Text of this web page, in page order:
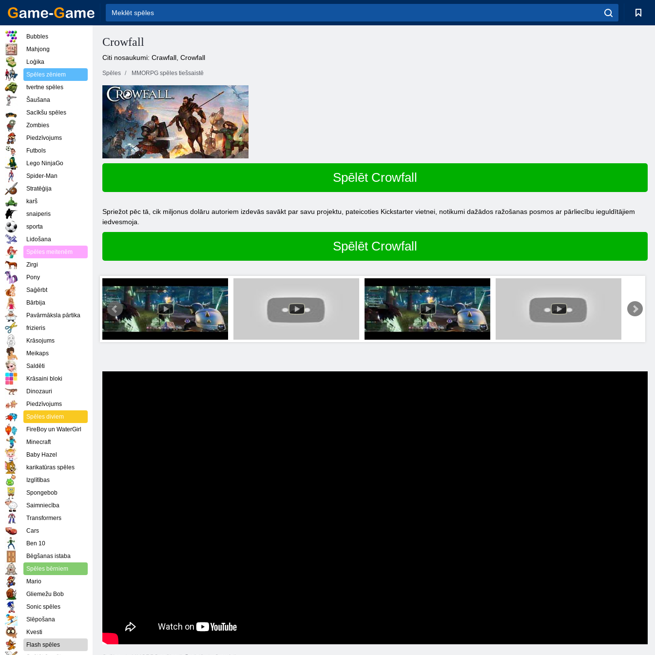
Crowfall
Citi nosaukumi: Crawfall, Crowfall
Spēles MMORPG spēles tiešsaistē
Spēlēt Crowfall
Spriežot pēc tā, cik miljonus dolāru autoriem izdevās savākt par savu projektu, pateicoties Kickstarter vietnei, notikumi dažādos ražošanas posmos ar pārliecību ieguldītājiem
iedvesmoja.
Spēlēt Crowfall
Bubbles
Mahjong
Loģika
Spēles zēniem
tvertne spēles
Šaušana
Sacīkšu spēles
Zombies
Piedzīvojums
Futbols
Lego NinjaGo
Spider-Man
Stratēģija
karš
snaiperis
sporta
Lidošana
Spēles meitenēm
Zirgi
Pony
Saģērbt
Bārbija
Pavārmāksla pārtika
frizieris
Krāsojums
Meikaps
Saldēti
Krāsaini bloki
Dinozauri
Piedzīvojums
Spēles diviem
FireBoy un WaterGirl
Minecraft
Baby Hazel
karikatūras spēles
Izglītības
Spongebob
Saimniecība
Transformers
Cars
Ben 10
Bēgšanas istaba
Spēles bērniem
Mario
Gliemežu Bob
Sonic spēles
Slēpošana
Kvesti
Flash spēles